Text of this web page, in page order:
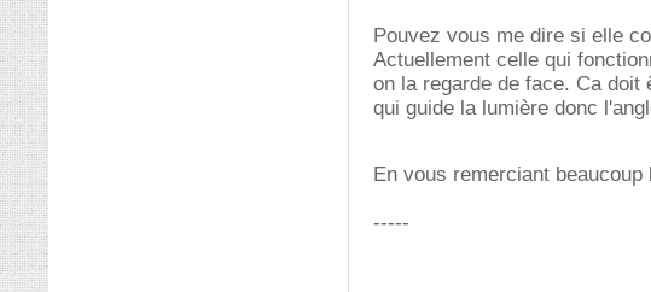
Pouvez vous me dire si elle
Actuellement celle qui
on la regarde de face. Ca
qui guide la lumière donc
En vous remerciant beaucoup
-----